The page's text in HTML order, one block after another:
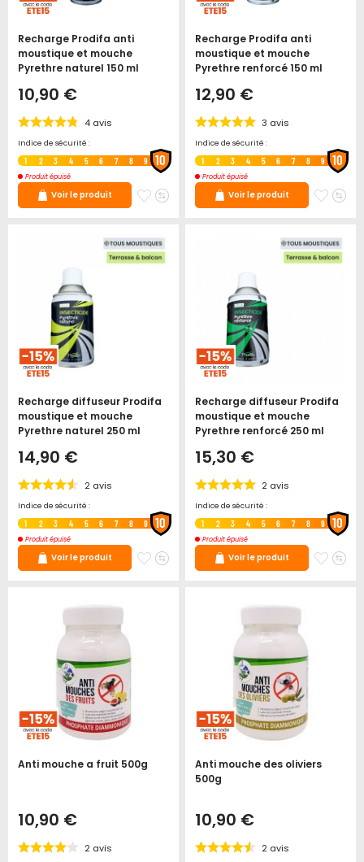
Recharge Prodifa anti
moustique et mouche
Pyrethre naturel 150 ml
10,90 €
4 avis
Indice de sécurité :
1 2 3 4 5 6 7 8 9 10
Produit épuisé
Voir le produit
Ajouter
favoris
Ajouter
Recharge Prodifa anti
moustique et mouche
Pyrethre renforcé 150 ml
12,90 €
3 avis
Indice de sécurité :
1 2 3 4 5 6 7 8 9 10
Produit épuisé
Voir le produit
Recharge diffuseur Prodifa
moustique et mouche
Pyrethre naturel 250 ml
14,90 €
2 avis
Indice de sécurité :
1 2 3 4 5 6 7 8 9 10
Produit épuisé
Voir le produit
AjouterAjouter
Recharge diffuseur Prodifa
moustique et mouche
Pyrethre renforcé 250 ml
15,30 €
2 avis
Indice de sécurité :
1 2 3 4 5 6 7 8 9 10
Produit épuisé
Voir le produit
Anti mouche a fruit 500g
10,90 €
2 avis
Anti mouche des oliviers
500g
10,90 €
2 avis